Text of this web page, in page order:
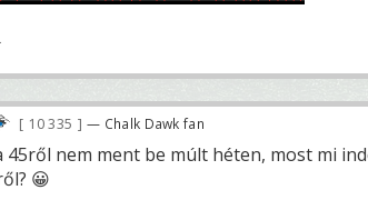
10 335 — Chalk Dawk fan
45ről nem ment be múlt héten, most mi
😀